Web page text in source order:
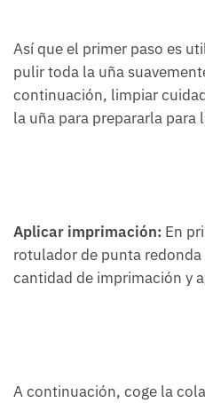
Así que el primer paso es
pulir toda la uña
continuación, limpiar
la uña para prepararla para
Aplicar imprimación: En
rotulador de punta
cantidad de imprimación y
A continuación, coge la